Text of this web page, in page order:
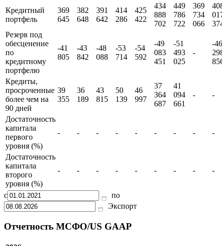
Кредитный
портфель
369
645
382
648
391
642
414
286
425
422
434
888
702
449
786
722
369
734
066
Резерв под
обесценение
по
кредитному
портфелю
-41
805
-43
842
-48
088
-53
714
-54
592
-49
083
451
-51
493
025
-
-46
Кредиты,
просроченные
более чем на
90 дней
39
355
36
189
43
815
50
139
46
997
37
364
687
41
094
661
- -
Достаточность
капитала
первого
уровня (%)
- - - - - - - - -
Достаточность
капитала
второго
уровня (%)
- - - - - - - - -
с
по
Экспорт
Отчетность МСФО/US GAAP